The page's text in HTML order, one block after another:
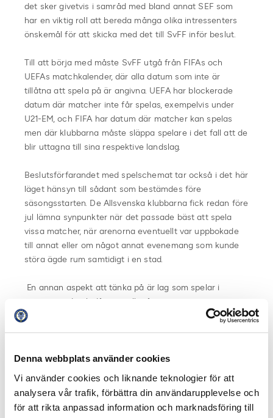
Denna webbplats använder cookies
Vi använder cookies och liknande teknologier för att
analysera vår trafik, förbättra din användarupplevelse och
för att rikta anpassad information och marknadsföring till
det sker givetvis i samråd med bland annat SEF som
har en viktig roll att bereda många olika intressenters
önskemål för att skicka med det till SvFF inför beslut.
Till att börja med måste SvFF utgå från FIFAs och
UEFAs matchkalender, där alla datum som inte är
tillåtna att spela på är angivna. UEFA har blockerade
datum där matcher inte får spelas, exempelvis under
U21-EM, och FIFA har datum där matcher kan spelas
men där klubbarna måste släppa spelare i det fall att de
blir uttagna till sina respektive landslag.
Beslutsförfarandet med spelschemat tar också i det här
läget hänsyn till sådant som bestämdes före
säsongsstarten. De Allsvenska klubbarna fick redan före
jul lämna synpunkter när det passade bäst att spela
vissa matcher, när arenorna eventuellt var uppbokade
till annat eller om något annat evenemang som kunde
störa ägde rum samtidigt i en stad.
En annan aspekt att tänka på är lag som spelar i
samma stad och då speciellt på samma arena.
– Vi försöker normalt få ett av lagen som delar arena
stad även om de inte delar arena. Exempelvis vill vi helst
Nu blir det så ändå i och med att Hammarby också
spelar i Allsvenskan. Då får de spela olika dagar, säger
Ola Rydén.